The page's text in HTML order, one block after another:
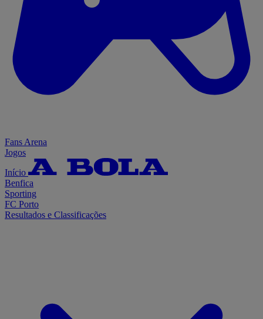
Fans Arena
Jogos
Início
Benfica
Sporting
FC Porto
Resultados e Classificações